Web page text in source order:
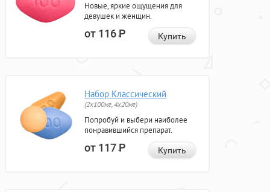
Новые, яркие ощущения для
девушек и женщин.
от 116Р Купить
Набор Классический
(2x100мг, 4x20мг)
Попробуй и выбери наиболее
понравившийся препарат.
от 117Р Купить